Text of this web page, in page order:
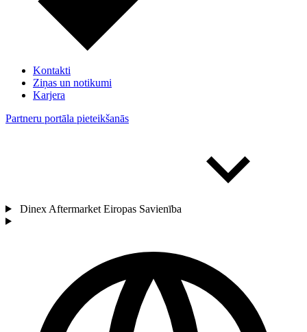
Kontakti
Ziņas un notikumi
Karjera
Partneru portāla pieteikšanās
Dinex Aftermarket Eiropas Savienība